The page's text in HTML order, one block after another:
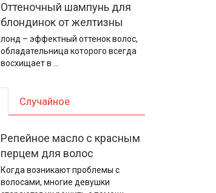
Оттеночный шампунь для
блондинок от желтизны
лонд – эффектный оттенок волос,
обладательница которого всегда
восхищает в …
Случайное
Репейное масло с красным
перцем для волос
Когда возникают проблемы с
волосами, многие девушки